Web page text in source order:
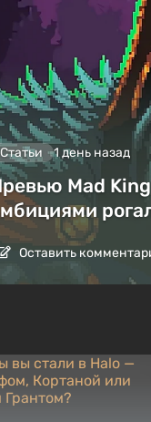
Статьи 1 день назад
Mad
Оставить